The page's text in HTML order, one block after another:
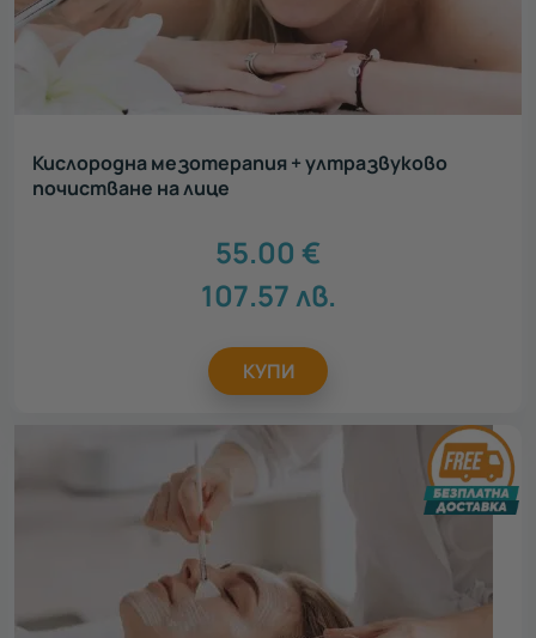
Кислородна мезотерапия + ултразвуково
почистване на лице
55.00 €
107.57лв.
КУПИ